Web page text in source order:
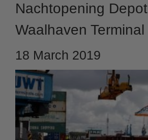
Nachtopening Depot
Waalhaven Terminal
18 March 2019